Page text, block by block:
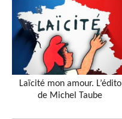
Laïcité mon amour. L’édito
de Michel Taube